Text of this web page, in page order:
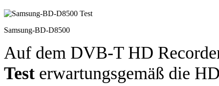
Samsung-BD-D8500
Auf dem DVB-T HD
Test erwartungsgemäß die